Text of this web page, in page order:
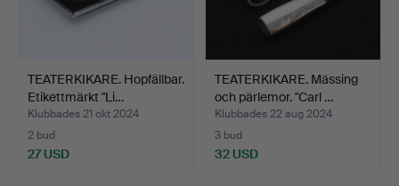
TEATERKIKARE. Hopfällbar.
Etikettmärkt "Li…
Klubbades 21 okt 2024
2 bud
27 USD
TEATERKIKARE. Mässing
och pärlemor. "Carl …
Klubbades 22 aug 2024
3 bud
32 USD